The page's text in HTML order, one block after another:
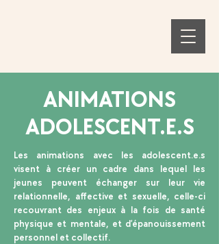
ANIMATIONS
ADOLESCENT.E.S
Les animations avec les adolescent.e.s
visent à créer un cadre dans lequel les
jeunes peuvent échanger sur leur vie
relationnelle, affective et sexuelle, celle-ci
recouvrant des enjeux à la fois de santé
physique et mentale, et d’épanouissement
personnel et collectif.